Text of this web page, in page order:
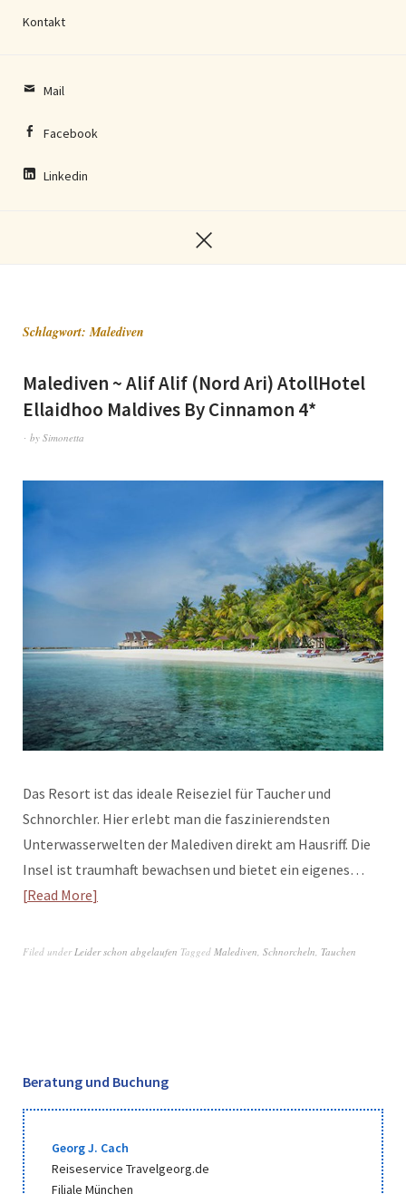
Kontakt
Mail
Facebook
Linkedin
Schlagwort:Malediven
Malediven ~ Alif Alif (Nord Ari) AtollHotel
Ellaidhoo Maldives By Cinnamon 4*
by Simonetta
Das Resort ist das ideale Reiseziel für Taucher und
Schnorchler. Hier erlebt man die faszinierendsten
Unterwasserwelten der Malediven direkt am Hausriff. Die
Insel ist traumhaft bewachsen und bietet ein eigenes…
Read More
Filed under Leider schon abgelaufen Tagged Malediven Schnorcheln Tauchen
Beratung und Buchung
Georg J. Cach
Reiseservice Travelgeorg.de
Filiale München